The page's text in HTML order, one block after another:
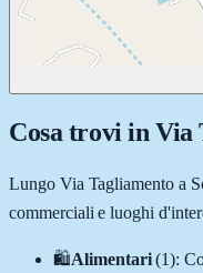
Cosa trovi in Via
Lungo Via Tagliamento a
commerciali e luoghi
🛍️Alimentari (1):